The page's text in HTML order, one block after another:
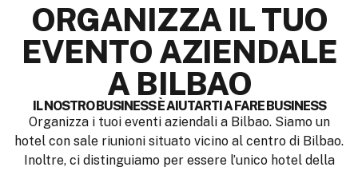
ORGANIZZA IL TUO
EVENTO AZIENDALE
A BILBAO
IL NOSTRO BUSINESS È AIUTARTI A FARE BUSINESS
Organizza i tuoi eventi aziendali a Bilbao. Siamo un
hotel con sale riunioni situato vicino al centro di Bilbao.
Inoltre, ci distinguiamo per essere l’unico hotel della